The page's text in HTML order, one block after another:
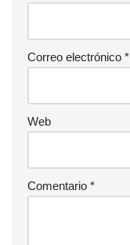
Correo electrónico *
Web
Comentario *